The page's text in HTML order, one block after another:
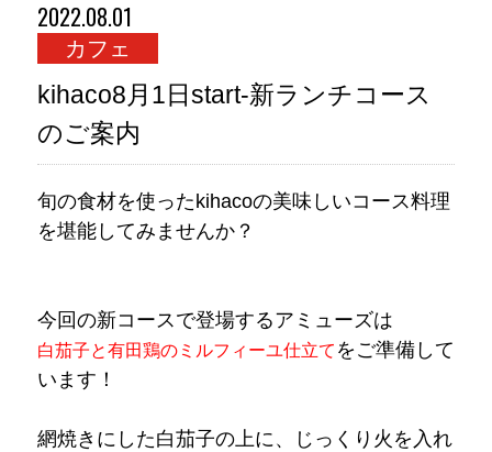
2022.08.01
カフェ
kihaco8月1日start-新ランチコース
のご案内
旬の食材を使ったkihacoの美味しいコース料理
を堪能してみませんか？
今回の新コースで登場するアミューズは
白茄子と有田鶏のミルフィーユ仕立て をご準備して
います！
網焼きにした白茄子の上に、じっくり火を入れ